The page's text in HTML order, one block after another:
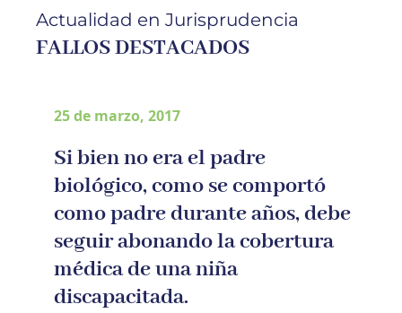
Actualidad en Jurisprudencia
FALLOS DESTACADOS
25 de marzo, 2017
Si bien no era el padre
biológico, como se comportó
como padre durante años, debe
seguir abonando la cobertura
médica de una niña
discapacitada.